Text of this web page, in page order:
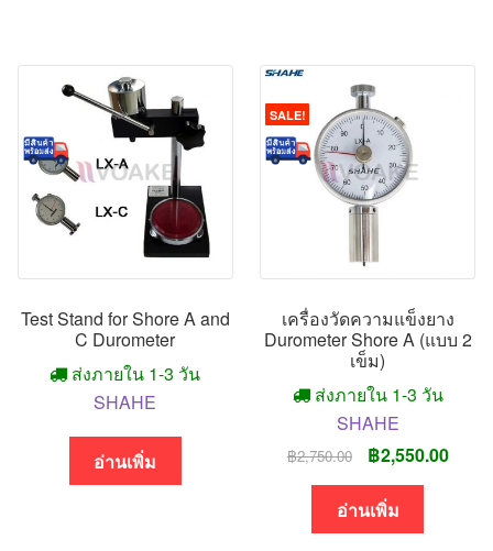
Test Stand for Shore A and
C Durometer
ส่งภายใน 1-3 วัน
SHAHE
อ่านเพิ่ม
เครื่องวัดความแข็งยาง
Durometer Shore A (แบบ 2
เข็ม)
ส่งภายใน 1-3 วัน
SALE!
SHAHE
฿2,750.00
Original
price
was:
฿2,750.00.
฿2,550.00
อ่านเพิ่ม